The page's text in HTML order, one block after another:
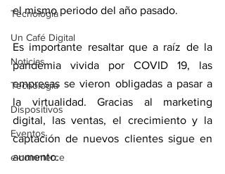
Tecnología
Un Café Digital
Noticias
Tecnología
Dispositivos
Eventos
e-commerce
el mismo periodo del año pasado.
Es importante resaltar que a raíz de la
pandemia vivida por COVID 19, las
empresas se vieron obligadas a pasar a
la virtualidad. Gracias al marketing
digital, las ventas, el crecimiento y la
captación de nuevos clientes sigue en
aumento.